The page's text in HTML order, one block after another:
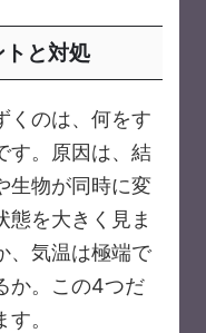
と対処
くのは、何をす
す。原因は、結
生物が同時に変
態を大きく見ま
、気温は極端で
か。この4つだ
。